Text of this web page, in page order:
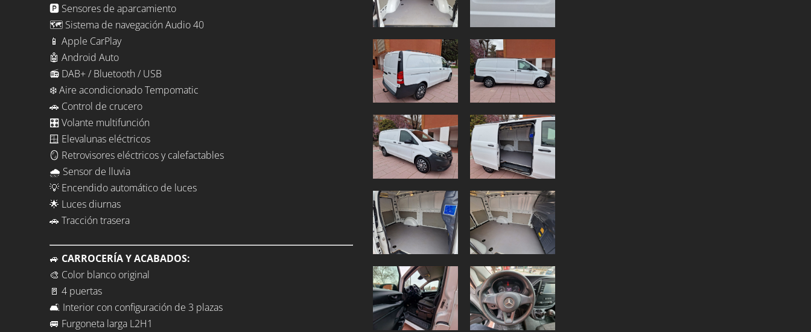
🅿️ Sensores de aparcamiento
🗺️ Sistema de navegación Audio 40
📱 Apple CarPlay
🤖 Android Auto
📻 DAB+ / Bluetooth / USB
❄️ Aire acondicionado Tempomatic
🚗 Control de crucero
🎛️ Volante multifunción
🪟 Elevalunas eléctricos
🪞 Retrovisores eléctricos y calefactables
🌧️ Sensor de lluvia
💡 Encendido automático de luces
🌟 Luces diurnas
🚗 Tracción trasera
🚙 CARROCERÍA Y ACABADOS:
🎨 Color blanco original
🚪 4 puertas
🛋️ Interior con configuración de 3 plazas
🚐 Furgoneta larga L2H1